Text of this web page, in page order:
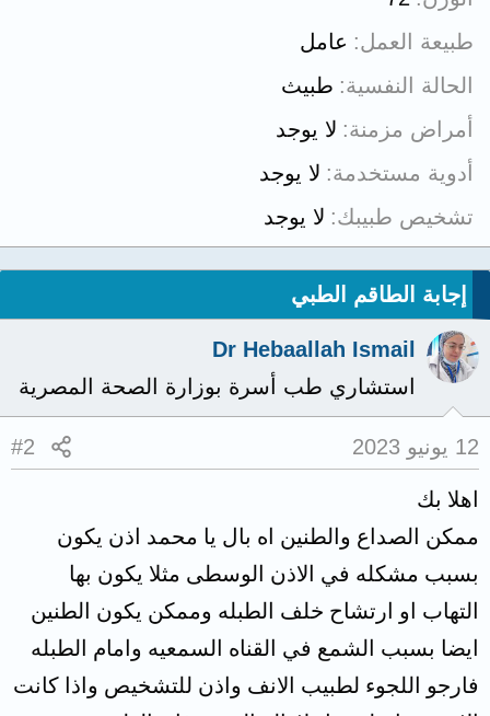
طبيعة العمل
عامل
الحالة النفسية طبيث
أمراض مزمنة لا يوجد
أدوية مستخدمة لا يوجد
تشخيص طبيبك لا يوجد
إجابة الطاقم الطبي
Dr Hebaallah Ismail
استشاري طب أسرة بوزارة الصحة المصرية
12 يونيو 2023 #2
اهلا بك
ممكن الصداع والطنين اه بال يا محمد اذن يكون
بسبب مشكله في الاذن الوسطى مثلا يكون بها
التهاب او ارتشاح خلف الطبله وممكن يكون الطنين
ايضا بسبب الشمع في القناه السمعيه وامام الطبله
فارجو اللجوء لطبيب الانف واذن للتشخيص واذا كانت